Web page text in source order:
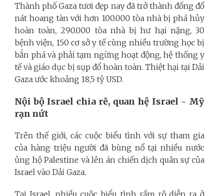
Thành phố Gaza tươi đẹp nay đã trở thành đống đổ
nát hoang tàn với hơn 100.000 tòa nhà bị phá hủy
hoàn toàn, 290.000 tòa nhà bị hư hại nặng, 30
bệnh viện, 150 cơ sở y tế cùng nhiều trường học bị
bắn phá và phải tạm ngừng hoạt động, hệ thống y
tế và giáo dục bị sụp đổ hoàn toàn. Thiệt hại tại Dải
Gaza ước khoảng 18,5 tỷ USD.
Nội bộ Israel chia rẽ, quan hệ Israel - Mỹ
rạn nứt
Trên thế giới, các cuộc biểu tình với sự tham gia
của hàng triệu người đã bùng nổ tại nhiều nước
ủng hộ Palestine và lên án chiến dịch quân sự của
Israel vào Dải Gaza.
Tại Israel, nhiều cuộc biểu tình rầm rộ diễn ra ở